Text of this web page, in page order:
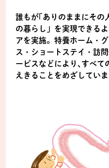
誰もが｢ありのままにその
の暮らし」を実現できる
アを実施。特養ホーム・
ス・ショートステイ・訪
ービスなどにより､すべて
えきることをめざしていま